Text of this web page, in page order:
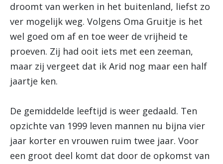
droomt van werken in het buitenland, liefst zo
ver mogelijk weg. Volgens Oma Gruitje is het
wel goed om af en toe weer de vrijheid te
proeven. Zij had ooit iets met een zeeman,
maar zij vergeet dat ik Arid nog maar een half
jaartje ken.
De gemiddelde leeftijd is weer gedaald. Ten
opzichte van 1999 leven mannen nu bijna vier
jaar korter en vrouwen ruim twee jaar. Voor
een groot deel komt dat door de opkomst van